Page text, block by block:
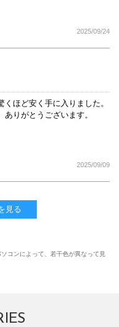
2025/09/24
ほど安く手に入りました。
りがとうございます。
2025/09/09
見る
コンによって、若干色が異なって見